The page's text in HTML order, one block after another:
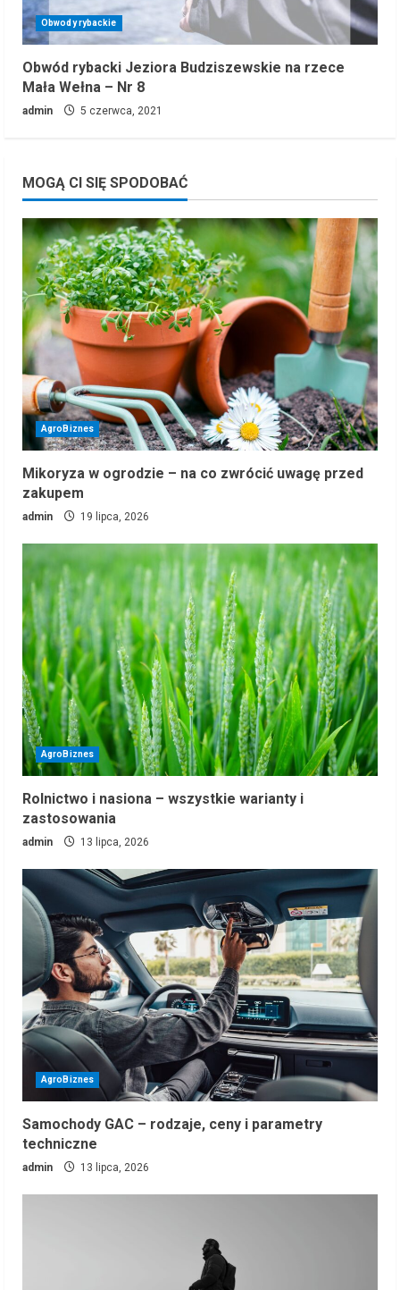
Obwody rybackie
Obwód rybacki Jeziora Budziszewskie na rzece
Mała Wełna – Nr 8
admin 5 czerwca, 2021
MOGĄ CI SIĘ SPODOBAĆ
AgroBiznes
Mikoryza w ogrodzie – na co zwrócić uwagę przed
zakupem
admin 19 lipca, 2026
AgroBiznes
Rolnictwo i nasiona – wszystkie warianty i
zastosowania
admin 13 lipca, 2026
AgroBiznes
Samochody GAC – rodzaje, ceny i parametry
techniczne
admin 13 lipca, 2026